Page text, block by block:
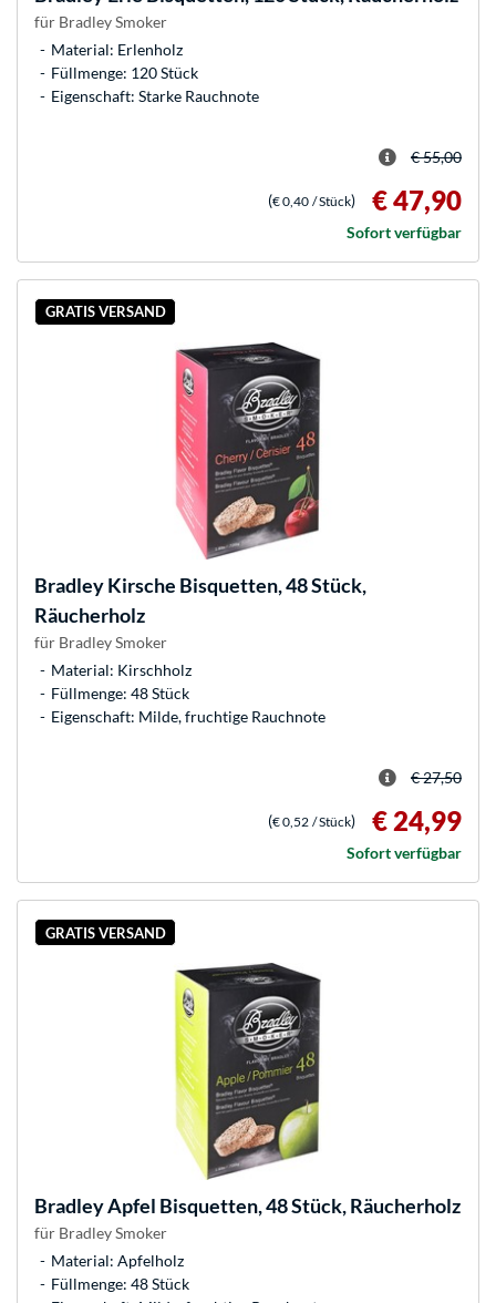
für Bradley Smoker
Material: Erlenholz
Füllmenge: 120 Stück
Eigenschaft: Starke Rauchnote
€ 55,00
(€ 0,40 / Stück) € 47,90
Sofort verfügbar
GRATIS VERSAND
BradleyKirsche Bisquetten, 48 Stück,
Räucherholz
für Bradley Smoker
Material: Kirschholz
Füllmenge: 48 Stück
Eigenschaft: Milde, fruchtige Rauchnote
€ 27,50
(€ 0,52 / Stück) € 24,99
Sofort verfügbar
GRATIS VERSAND
BradleyApfel Bisquetten, 48 Stück, Räucherholz
für Bradley Smoker
Material: Apfelholz
Füllmenge: 48 Stück